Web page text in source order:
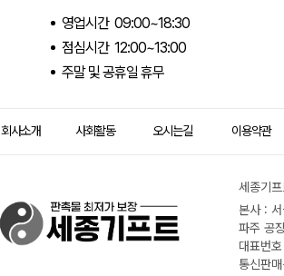
영업시간 09:00~18:30
점심시간 12:00~13:00
주말 및 공휴일 휴무
회사소개 사회활동 오시는길 이용약관
세종기
본사 :
파주 공
대표번
통신판